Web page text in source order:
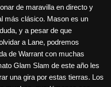
de maravilla en directo y
más clásico. Mason es un
y a pesar de que
a Lane, podremos
de Warrant con muchas
Glam Slam de este año les
una gira por estas tierras. Los